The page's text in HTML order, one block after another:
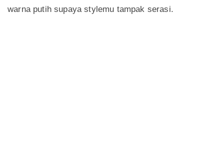
warna putih supaya stylemu tampak serasi.